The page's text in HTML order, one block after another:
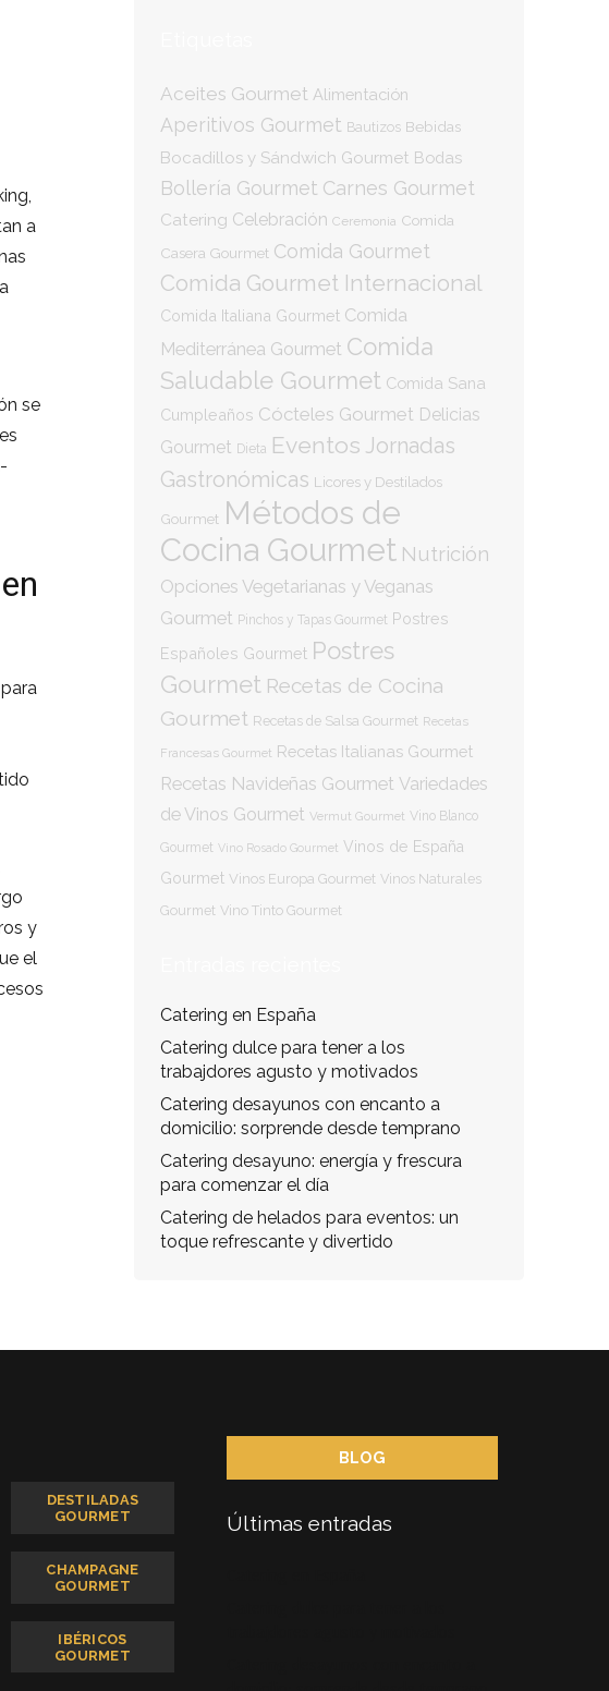
a
se
y
el
Aceites Gourmet Alimentación
Aperitivos Gourmet Bautizos Bebidas
Bocadillos y Sándwich Gourmet Bodas
Bollería Gourmet Carnes Gourmet
Catering Celebración Ceremonia Comida
Casera Gourmet Comida Gourmet
Comida Gourmet Internacional
Comida Italiana Gourmet Comida
Mediterránea Gourmet Comida
Saludable Gourmet Comida Sana
Cumpleaños Cócteles Gourmet Delicias
Gourmet Dieta Eventos Jornadas
Gastronómicas Licores y Destilados
Gourmet Métodos de
Cocina Gourmet Nutrición
Opciones Vegetarianas y Veganas
Gourmet Pinchos y Tapas Gourmet Postres
Españoles Gourmet Postres
Gourmet Recetas de Cocina
Gourmet Recetas de Salsa Gourmet Recetas
Francesas Gourmet Recetas Italianas Gourmet
Recetas Navideñas Gourmet Variedades
de Vinos Gourmet Vermut Gourmet Vino Blanco
Gourmet Vino Rosado Gourmet Vinos de España
Gourmet Vinos Europa Gourmet Vinos Naturales
Gourmet Vino Tinto Gourmet
Catering en España
Catering dulce para tener a los
trabajdores agusto y motivados
Catering desayunos con encanto a
domicilio: sorprende desde temprano
Catering desayuno: energía y frescura
para comenzar el día
Catering de helados para eventos: un
toque refrescante y divertido
DESTILADAS
GOURMET
CHAMPAGNE
GOURMET
IBÉRICOS
GOURMET
BLOG
Últimas entradas